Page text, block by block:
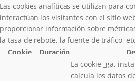
Las cookies analíticas se utilizan para
interactúan los visitantes con el sitio
proporcionar información sobre
la tasa de rebote, la fuente de tráfico,
Cookie
Duración
La cookie _ga,
calcula los datos